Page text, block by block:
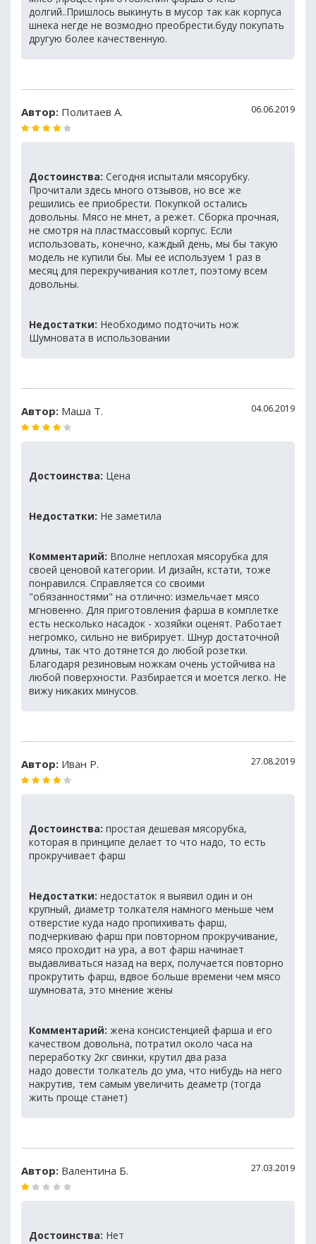
долгий..Пришлось выкинуть в мусор так как корпуса
шнека негде не возмодно преобрести.буду покупать
другую более качественную.
Автор: Политаев А. 06.06.2019
Достоинства: Сегодня испытали мясорубку.
Прочитали здесь много отзывов, но все же
решились ее приобрести. Покупкой остались
довольны. Мясо не мнет, а режет. Сборка прочная,
не смотря на пластмассовый корпус. Если
использовать, конечно, каждый день, мы бы такую
модель не купили бы. Мы ее используем 1 раз в
месяц для перекручивания котлет, поэтому всем
довольны.
Недостатки: Необходимо подточить нож
Шумновата в использовании
Автор: Маша Т. 04.06.2019
Достоинства: Цена
Недостатки: Не заметила
Комментарий: Вполне неплохая мясорубка для
своей ценовой категории. И дизайн, кстати, тоже
понравился. Справляется со своими
"обязанностями" на отлично: измельчает мясо
мгновенно. Для приготовления фарша в комплетке
есть несколько насадок - хозяйки оценят. Работает
негромко, сильно не вибрирует. Шнур достаточной
длины, так что дотянется до любой розетки.
Благодаря резиновым ножкам очень устойчива на
любой поверхности. Разбирается и моется легко. Не
вижу никаких минусов.
Автор: Иван Р. 27.08.2019
Достоинства: простая дешевая мясорубка,
которая в принципе делает то что надо, то есть
прокручивает фарш
Недостатки: недостаток я выявил один и он
крупный, диаметр толкателя намного меньше чем
отверстие куда надо пропихивать фарш,
подчеркиваю фарш при повторном прокручивание,
мясо проходит на ура, а вот фарш начинает
выдавливаться назад на верх, получается повторно
прокрутить фарш, вдвое больше времени чем мясо
шумновата, это мнение жены
Комментарий: жена консистенцией фарша и его
качеством довольна, потратил около часа на
переработку 2кг свинки, крутил два раза
надо довести толкатель до ума, что нибудь на него
накрутив, тем самым увеличить деаметр (тогда
жить проще станет)
Автор: Валентина Б. 27.03.2019
Достоинства: Нет